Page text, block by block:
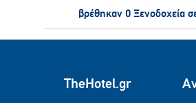
βρέθηκαν 0 Ξενοδοχεία
TheHotel.gr